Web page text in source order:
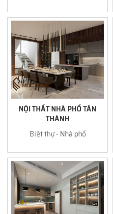
NỘI THẤT NHÀ PHỐ TÂN
THÀNH
Biệt thự - Nhà phố